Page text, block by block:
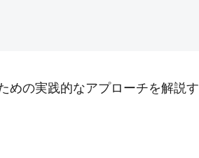
めの実践的なアプローチを解説す